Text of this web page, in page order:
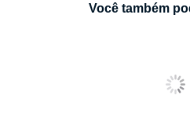
Você também